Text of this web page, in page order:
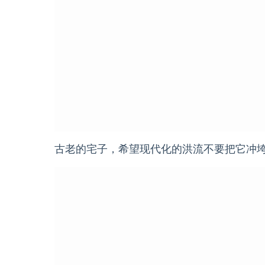
古老的宅子，希望现代化的洪流不要把它冲